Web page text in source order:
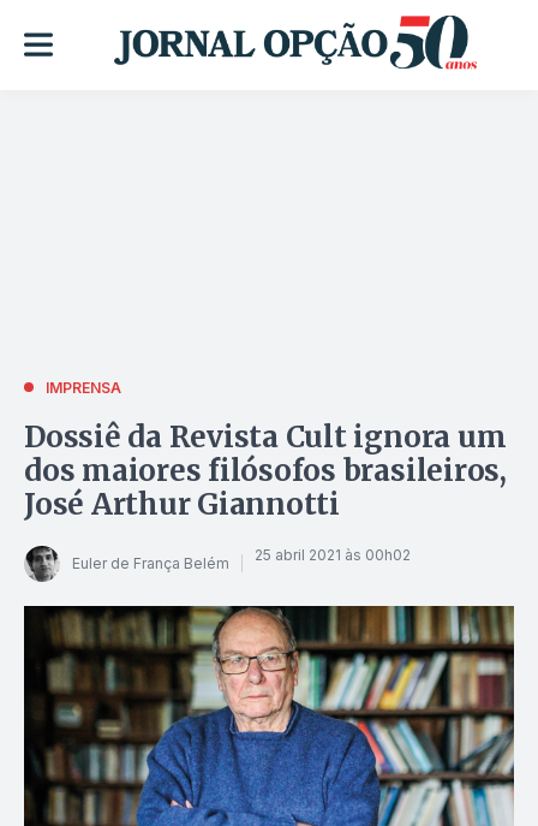
IMPRENSA
Dossiê da Revista Cult ignora um
dos maiores filósofos brasileiros,
José Arthur Giannotti
Euler de França Belém 25 abril 2021 às 00h02